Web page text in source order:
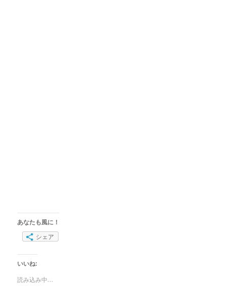
あなたも風に！
シェア
いいね:
読み込み中…